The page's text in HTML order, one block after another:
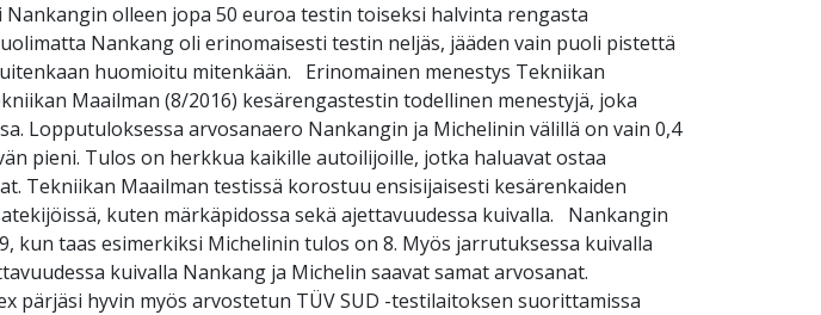
olleen jopa 50 euroa testin toiseksi halvinta rengasta
Nankang oli erinomaisesti testin neljäs, jääden vain puoli pistettä
huomioitu mitenkään. Erinomainen menestys Tekniikan
Maailman (8/2016) kesärengastestin todellinen menestyjä, joka
Lopputuloksessa arvosanaero Nankangin ja Michelinin välillä on vain 0,4
pieni. Tulos on herkkua kaikille autoilijoille, jotka haluavat ostaa
Tekniikan Maailman testissä korostuu ensisijaisesti kesärenkaiden
kuten märkäpidossa sekä ajettavuudessa kuivalla. Nankangin
taas esimerkiksi Michelinin tulos on 8. Myös jarrutuksessa kuivalla
kuivalla Nankang ja Michelin saavat samat arvosanat.
hyvin myös arvostetun TÜV SUD -testilaitoksen suorittamissa